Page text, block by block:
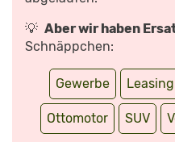
💡 Aber wir haben
Schnäppchen:
Gewerbe Leasing
Ottomotor SUV
ANZEIGEN